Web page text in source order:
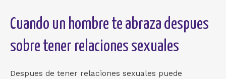
Cuando un hombre te abraza despues
sobre tener relaciones sexuales
Despues de tener relaciones sexuales puede